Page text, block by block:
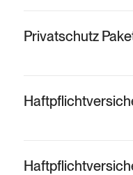
Privatschutz